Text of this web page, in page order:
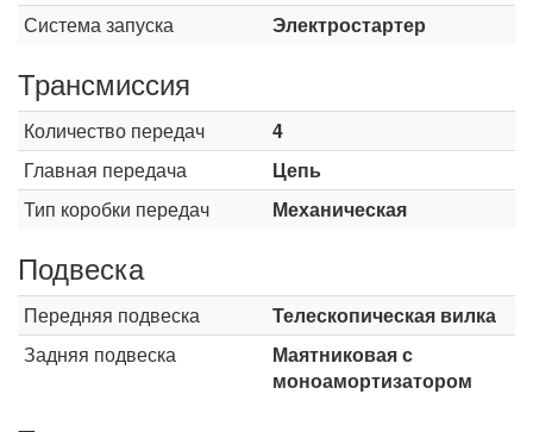
Система запуска Электростартер
Трансмиссия
Количество передач
4
Главная передача
Цепь
Тип коробки передач
Механическая
Подвеска
Передняя подвеска
Телескопическая вилка
Задняя подвеска
Маятниковая с
моноамортизатором